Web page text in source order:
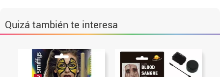
Quizá también te interesa